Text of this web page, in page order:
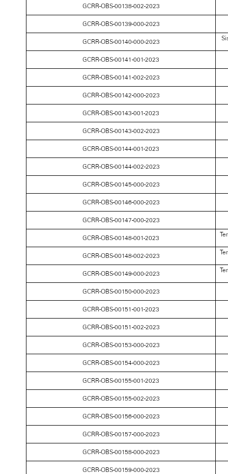
GCRR-OBS-00138-002-2023
GCRR-OBS-00139-000-2023
GCRR-OBS-00140-000-2023
GCRR-OBS-00141-001-2023
GCRR-OBS-00141-002-2023
GCRR-OBS-00142-000-2023
GCRR-OBS-00143-001-2023
GCRR-OBS-00143-002-2023
GCRR-OBS-00144-001-2023
GCRR-OBS-00144-002-2023
GCRR-OBS-00145-000-2023
GCRR-OBS-00146-000-2023
GCRR-OBS-00147-000-2023
GCRR-OBS-00148-001-2023
GCRR-OBS-00148-002-2023
GCRR-OBS-00149-000-2023
GCRR-OBS-00150-000-2023
GCRR-OBS-00151-001-2023
GCRR-OBS-00151-002-2023
GCRR-OBS-00153-000-2023
GCRR-OBS-00154-000-2023
GCRR-OBS-00155-001-2023
GCRR-OBS-00155-002-2023
GCRR-OBS-00156-000-2023
GCRR-OBS-00157-000-2023
GCRR-OBS-00158-000-2023
GCRR-OBS-00159-000-2023